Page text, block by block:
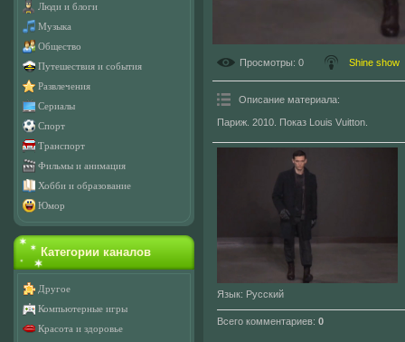
Люди и блоги
Музыка
Общество
Путешествия и события
Развлечения
Сериалы
Спорт
Транспорт
Фильмы и анимация
Хобби и образование
Юмор
Категории каналов
Другое
Компьютерные игры
Красота и здоровье
Просмотры: 0 Shine show
Описание материала:
Париж. 2010. Показ Louis Vuitton.
Язык: Русский
Всего комментариев: 0